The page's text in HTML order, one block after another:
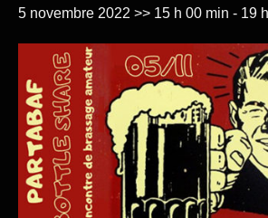
5 novembre 2022 >> 15 h 00 min - 19